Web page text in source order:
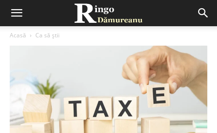
Acasă Ca să știi